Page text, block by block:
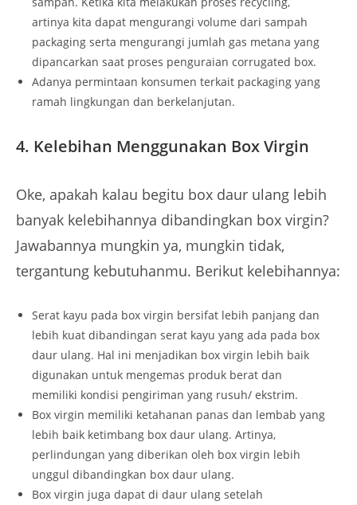
artinya kita dapat mengurangi volume dari sampah
packaging serta mengurangi jumlah gas metana yang
dipancarkan saat proses penguraian corrugated box.
Adanya permintaan konsumen terkait packaging yang
ramah lingkungan dan berkelanjutan.
4. Kelebihan Menggunakan Box Virgin
Oke, apakah kalau begitu box daur ulang lebih
banyak kelebihannya dibandingkan box virgin?
Jawabannya mungkin ya, mungkin tidak,
tergantung kebutuhanmu. Berikut kelebihannya:
Serat kayu pada box virgin bersifat lebih panjang dan
lebih kuat dibandingan serat kayu yang ada pada box
daur ulang. Hal ini menjadikan box virgin lebih baik
digunakan untuk mengemas produk berat dan
memiliki kondisi pengiriman yang rusuh/ ekstrim.
Box virgin memiliki ketahanan panas dan lembab yang
lebih baik ketimbang box daur ulang. Artinya,
perlindungan yang diberikan oleh box virgin lebih
unggul dibandingkan box daur ulang.
Box virgin juga dapat di daur ulang setelah